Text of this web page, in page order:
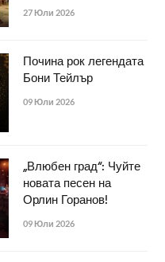
27 Юли 2026
Почина рок легендата
Бони Тейлър
09 Юли 2026
„Влюбен град“: Чуйте
новата песен на
Орлин Горанов!
09 Юли 2026